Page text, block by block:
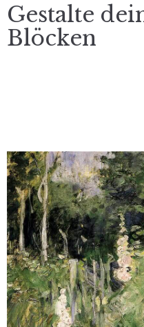
Gestalte
Blöcken